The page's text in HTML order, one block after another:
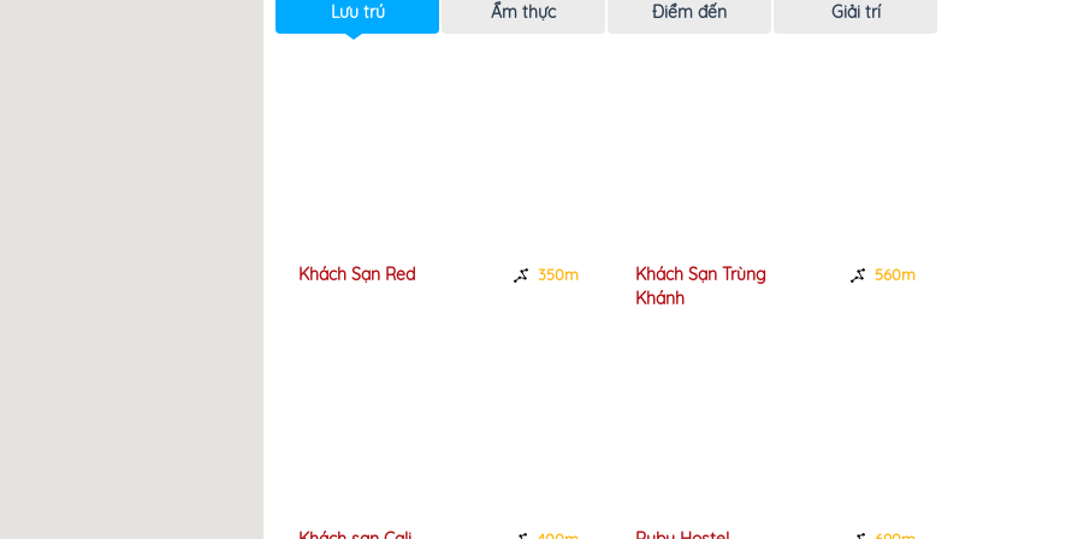
Lưu trú Ẩm thực Điểm đến Giải trí
Khách Sạn Red 350m
Khách Sạn Trùng
Khánh
560m